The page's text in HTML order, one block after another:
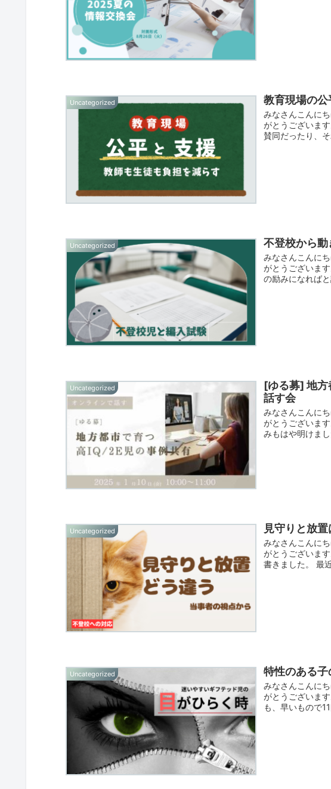
Uncategorized 教育現場の
みなさんこんに
がとうございま
賛同だったり、
Uncategorized 不登校から
みなさんこんに
がとうございま
の励みになれば
Uncategorized
[ゆる募] 地方
話す会
みなさんこんに
がとうございま
みもはや明けま
Uncategorized 見守りと放
みなさんこんに
がとうございま
書きました。 最
Uncategorized 特性のある
みなさんこんに
がとうございま
も、早いもので